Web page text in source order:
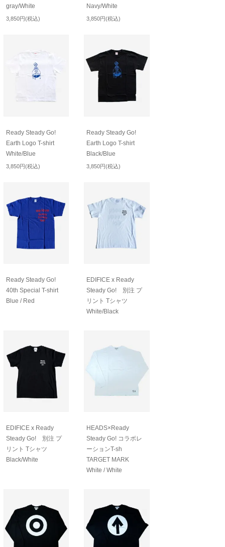
gray/White
3,850円(税込)
Navy/White
3,850円(税込)
Ready Steady Go!
Earth Logo T-shirt
White/Blue
3,850円(税込)
Ready Steady Go!
Earth Logo T-shirt
Black/Blue
3,850円(税込)
Ready Steady Go!
40th Special T-shirt
Blue / Red
EDIFICE x Ready
Steady Go! 別注 プ
リント Tシャツ
White/Black
EDIFICE x Ready
Steady Go! 別注 プ
リント Tシャツ
Black/White
HEADS×Ready
Steady Go! コラボレ
ーションT-sh
TARGET MARK
White / White